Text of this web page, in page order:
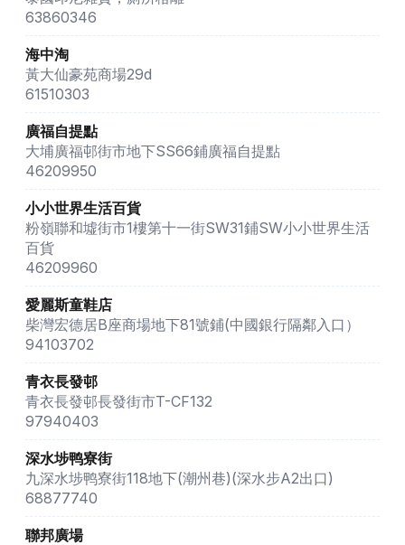
63860346
海中淘
黃大仙豪苑商場29d
61510303
廣福自提點
大埔廣福邨街市地下SS66鋪廣福自提點
46209950
小小世界生活百貨
粉嶺聯和墟街市1樓第十一街SW31鋪SW小小世界生活
百貨
46209960
愛麗斯童鞋店
柴灣宏德居B座商場地下81號鋪(中國銀行隔鄰入口）
94103702
青衣長發邨
青衣長發邨長發街市T-CF132
97940403
深水埗鸭寮街
九深水埗鸭寮街118地下(潮州巷)(深水步A2出口)
68877740
聯邦廣場